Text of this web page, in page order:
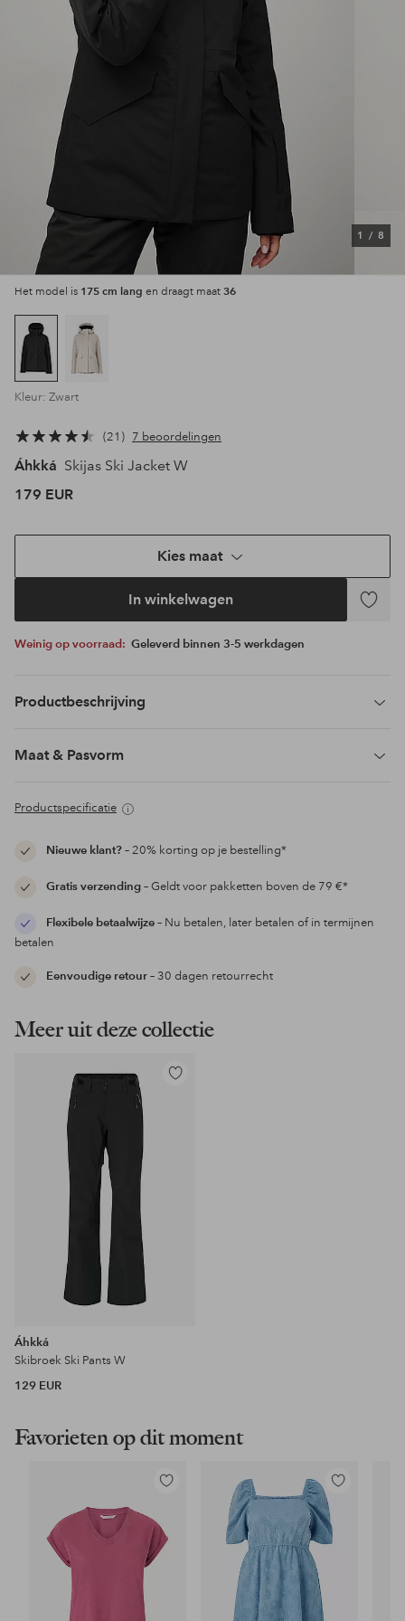
1 / 8
Het model is 175 cm lang en draagt maat 36
Kleur: Zwart
21 7 beoordelingen
Áhkká Skijas Ski Jacket W
179 EUR
Kies maat
In winkelwagen
Weinig op voorraad: Geleverd binnen 3-5 werkdagen
Productbeschrijving
Maat & Pasvorm
Productspecificatie
Nieuwe klant?– 20% korting op je bestelling*
Gratis verzending– Geldt voor pakketten boven de 79 €*
Flexibele betaalwijze– Nu betalen, later betalen of in termijnen
betalen
Eenvoudige retour– 30 dagen retourrecht
Meer uit deze collectie
Toevoegen
Áhkká
Skibroek Ski Pants W
129 EUR
Favorieten op dit moment
Toevoegen
favorieten
Toevoegen
aan
favorieten